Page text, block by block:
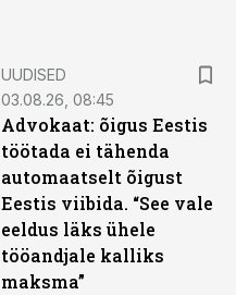
UUDISED
03.08.26, 08:45
Advokaat: õigus Eestis
töötada ei tähenda
automaatselt õigust
Eestis viibida. “See vale
eeldus läks ühele
tööandjale kalliks
maksma”